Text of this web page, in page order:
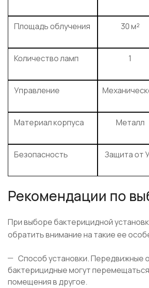
Площадь облучения 30 м²
Количество ламп 1
Управление
Материал корпуса Металл
Безопасность Защита от
Рекомендации по
При выборе бактерицидной
обратить внимание на такие ее
Способ установки. Передвижные
бактерицидные могут
помещения в другое.